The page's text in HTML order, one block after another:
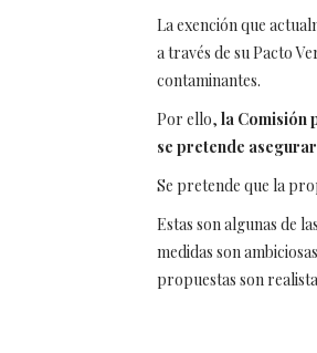
La exención que
a través de su Pacto
contaminantes.
Por ello, la Comisión
se pretende
Se pretende que la
Estas son algunas de
medidas son
propuestas son